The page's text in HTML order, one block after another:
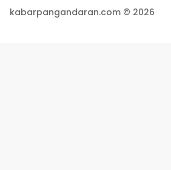
kabarpangandaran.com © 2026